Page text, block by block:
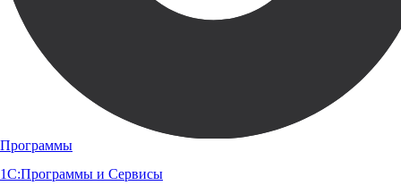
Программы
1С:Программы и Сервисы